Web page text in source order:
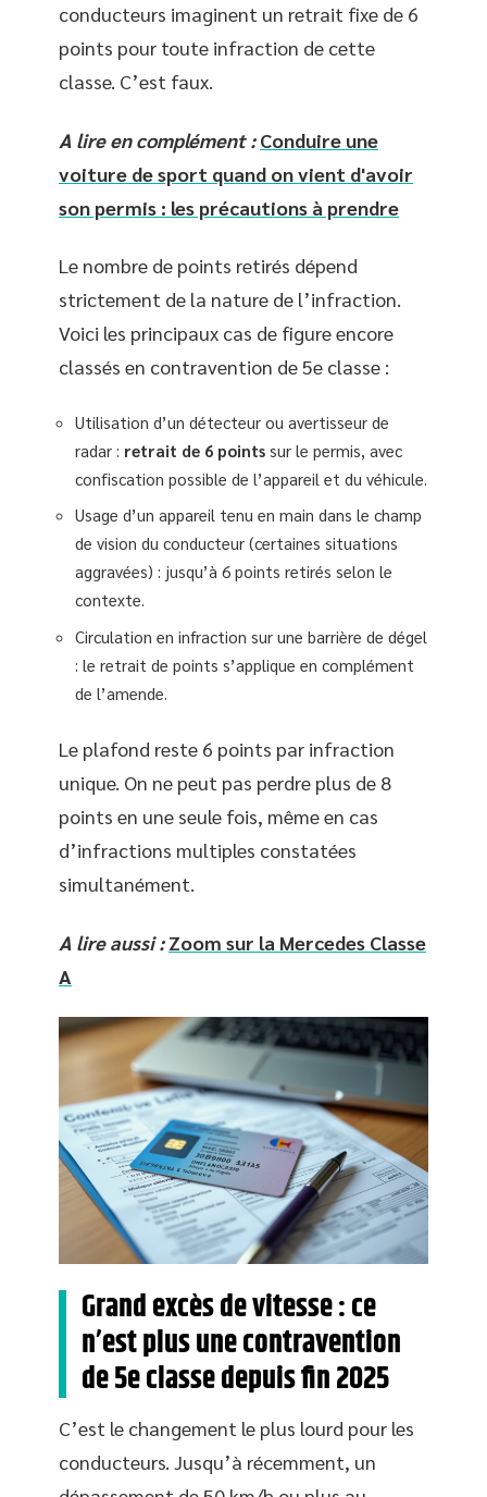
conducteurs imaginent un retrait fixe de 6
points pour toute infraction de cette
classe. C’est faux.
A lire en complément : Conduire une
voiture de sport quand on vient d'avoir
son permis : les précautions à prendre
Le nombre de points retirés dépend
strictement de la nature de l’infraction.
Voici les principaux cas de figure encore
classés en contravention de 5e classe :
Utilisation d’un détecteur ou avertisseur de
radar : retrait de 6 points sur le permis, avec
confiscation possible de l’appareil et du véhicule.
Usage d’un appareil tenu en main dans le champ
de vision du conducteur (certaines situations
aggravées) : jusqu’à 6 points retirés selon le
contexte.
Circulation en infraction sur une barrière de dégel
: le retrait de points s’applique en complément
de l’amende.
Le plafond reste 6 points par infraction
unique. On ne peut pas perdre plus de 8
points en une seule fois, même en cas
d’infractions multiples constatées
simultanément.
A lire aussi : Zoom sur la Mercedes Classe
A
Grand excès de vitesse : ce
n’est plus une contravention
de 5e classe depuis fin 2025
C’est le changement le plus lourd pour les
conducteurs. Jusqu’à récemment, un